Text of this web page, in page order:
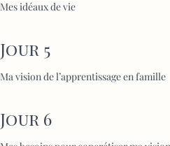
Mes idéaux de vie
Jour 5
Ma vision de l’apprentissage en famille
Jour 6